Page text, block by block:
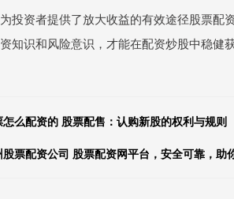
投资者提供了放大收益的有效途径股票
知识和风险意识，才能在配资炒股中稳健获
怎么配资的 股票配售：认购新股的权利与规则
股票配资公司 股票配资网平台，安全可靠，助